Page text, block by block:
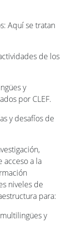
Aquí se tratan
de los
y
por CLEF.
y desafíos de
acceso a la
niveles de
para:
y